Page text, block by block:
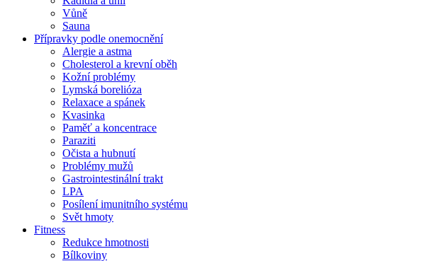
Vůně
Sauna
Přípravky podle onemocnění
Alergie a astma
Cholesterol a krevní oběh
Kožní problémy
Lymská borelióza
Relaxace a spánek
Kvasinka
Paměť a koncentrace
Paraziti
Očista a hubnutí
Problémy mužů
Gastrointestinální trakt
LPA
Posílení imunitního systému
Svět hmoty
Fitness
Redukce hmotnosti
Bílkoviny